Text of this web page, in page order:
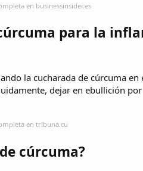
en businessinsider.es
para la
la cucharada de cúrcuma
dejar en ebullición
en tribuna.cu
cúrcuma?